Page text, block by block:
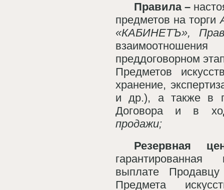
Правила –
предметов на торги
«КАБИНЕТЪ»,
преддоговорном
Предметов
хранение,
и др.), а также в
Договора и в
продажи;
Резервная
выплате
Предмета